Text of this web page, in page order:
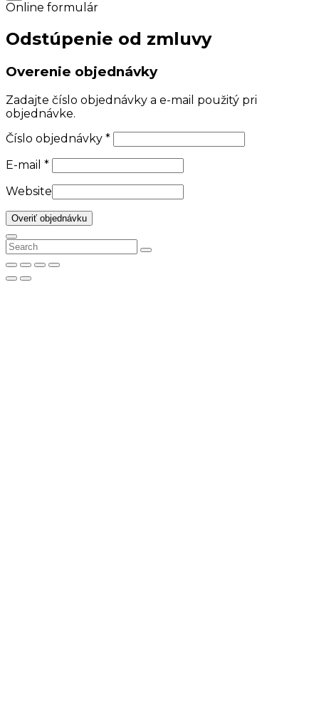
Online formulár
Odstúpenie od zmluvy
Overenie objednávky
Zadajte číslo objednávky a e-mail použitý pri
objednávke.
Číslo objednávky *
E-mail *
Website
Overiť objednávku